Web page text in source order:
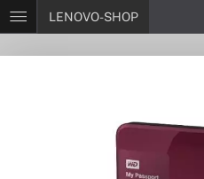
LENOVO-SHOP